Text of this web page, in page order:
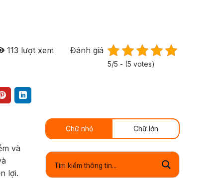
113 lượt xem Đánh giá
5/5 - (5 votes)
và
lợi.
Chữ nhỏ Chữ lớn